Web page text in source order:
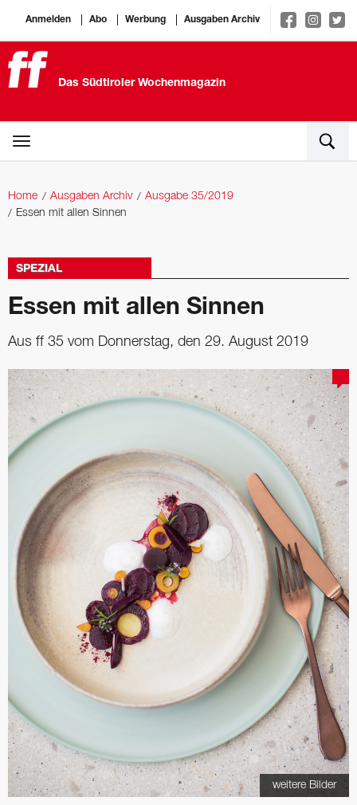
Anmelden Abo Werbung Ausgaben Archiv
Das Südtiroler Wochenmagazin
Home Ausgaben Archiv
Ausgabe 35/2019
Essen mit allen Sinnen
SPEZIAL
Essen mit allen Sinnen
Aus ff 35 vom Donnerstag, den 29. August 2019
weitere Bilder